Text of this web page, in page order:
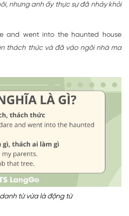
nhưng anh ấy thực sự đã nhảy khỏi
and went into the haunted house
thách thức và đã vào ngôi nhà ma
từ vừa là động từ